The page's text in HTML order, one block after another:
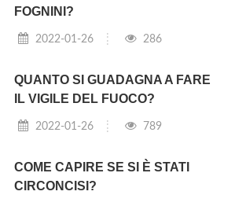
FOGNINI?
2022-01-26 286
QUANTO SI GUADAGNA A FARE
IL VIGILE DEL FUOCO?
2022-01-26 789
COME CAPIRE SE SI È STATI
CIRCONCISI?